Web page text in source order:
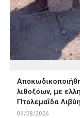
λιθοξόων, με
Πτολεμαΐδα
06/08/2026